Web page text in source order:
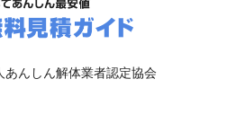
あんしん解体業者認定協会